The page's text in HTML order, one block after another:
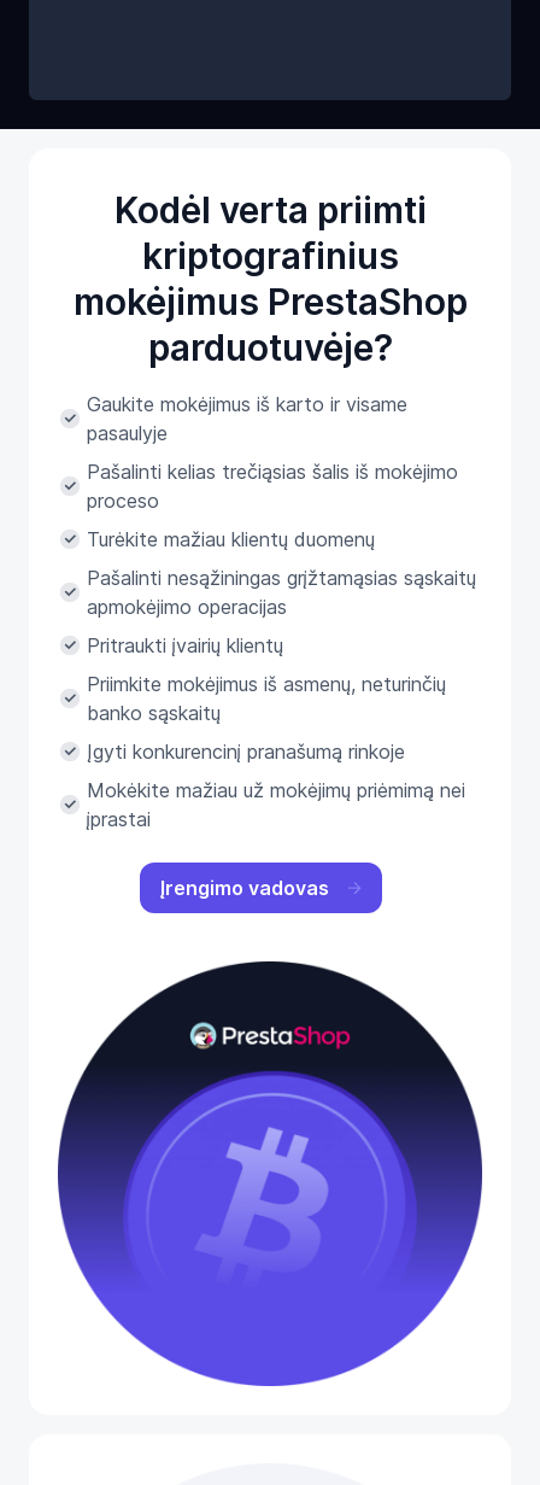
Kodėl verta priimti
kriptografinius
mokėjimus PrestaShop
parduotuvėje?
Gaukite mokėjimus iš karto ir visame
pasaulyje
Pašalinti kelias trečiąsias šalis iš mokėjimo
proceso
Turėkite mažiau klientų duomenų
Pašalinti nesąžiningas grįžtamąsias sąskaitų
apmokėjimo operacijas
Pritraukti įvairių klientų
Priimkite mokėjimus iš asmenų, neturinčių
banko sąskaitų
Įgyti konkurencinį pranašumą rinkoje
Mokėkite mažiau už mokėjimų priėmimą nei
įprastai
Įrengimo vadovas